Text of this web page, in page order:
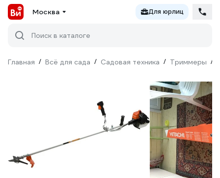
Москва Для юрлиц
Поиск в каталоге
Главная / Всё для сада / Садовая техника / Триммеры /